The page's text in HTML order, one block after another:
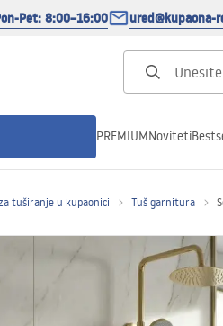
Pet: 8:00–16:00 ured@kupaona-
PREMIUMNoviteti
tuširanje u kupaonici Tuš garnitura